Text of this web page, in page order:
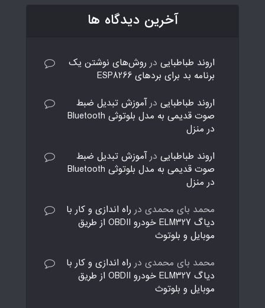
آخرین دیدگاه ها
اروند طباطبایی در روش‌های نوشتن یک
برنامه بد برای بردهای ESP8266
اروند طباطبایی درآموزش تبدیل ضبط
صوت قدیمی به مدل بلوتوثی Bluetooth
در منزل
اروند طباطبایی درآموزش تبدیل ضبط
صوت قدیمی به مدل بلوتوثی Bluetooth
در منزل
محمد بای محمدی در راه اندازی و کار با
دیاگ ELM327 خودرو OBDII از طریق
موبایل و بلوتوث
محمد بای محمدی در راه اندازی و کار با
دیاگ ELM327 خودرو OBDII از طریق
موبایل و بلوتوث